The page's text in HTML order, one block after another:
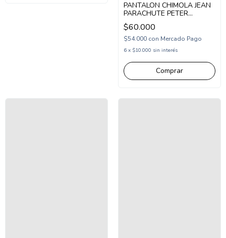
PANTALON CHIMOLA JEAN
PARACHUTE PETER
(CH26PAT48)
$60.000
$54.000 con Mercado Pago
6 x $10.000 sin interés
Comprar